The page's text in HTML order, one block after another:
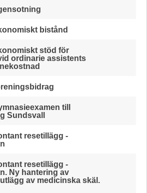
bistånd
stöd för
ordinarie assistents
till
Sundsvall
resetillägg -
resetillägg -
Ny hantering av
av medicinska skäl.